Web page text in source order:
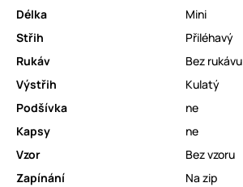
Délka
Mini
Střih
Přiléhavý
Rukáv
Bez rukávu
Výstřih
Kulatý
Podšívka
ne
Kapsy
ne
Vzor
Bez vzoru
Zapínání
Na zip